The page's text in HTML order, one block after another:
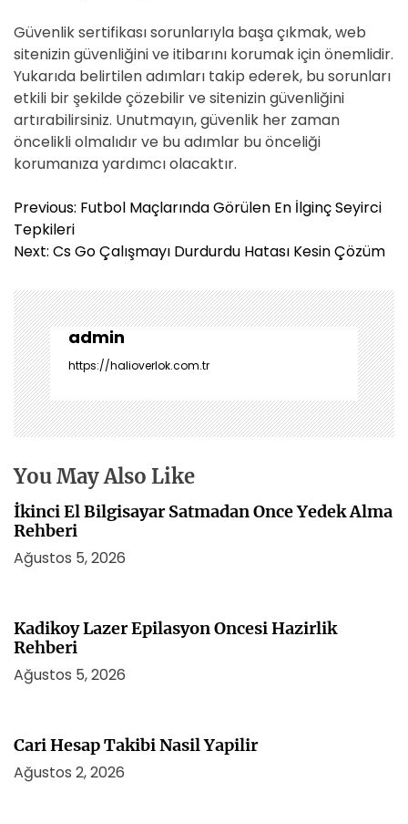
Güvenlik sertifikası sorunlarıyla başa çıkmak, web
sitenizin güvenliğini ve itibarını korumak için önemlidir.
Yukarıda belirtilen adımları takip ederek, bu sorunları
etkili bir şekilde çözebilir ve sitenizin güvenliğini
artırabilirsiniz. Unutmayın, güvenlik her zaman
öncelikli olmalıdır ve bu adımlar bu önceliği
korumanıza yardımcı olacaktır.
Y
a
z
g
e
z
i
n
m
e
i
Previous: Futbol Maçlarında Görülen En İlginç Seyirci
Tepkileri
Next: Cs Go Çalışmayı Durdurdu Hatası Kesin Çözüm
admin
https://halioverlok.com.tr
You May Also Like
İkinci El Bilgisayar Satmadan Once Yedek Alma
Rehberi
Ağustos 5, 2026
Kadikoy Lazer Epilasyon Oncesi Hazirlik
Rehberi
Ağustos 5, 2026
Cari Hesap Takibi Nasil Yapilir
Ağustos 2, 2026